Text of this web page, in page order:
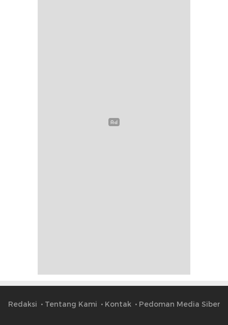
Redaksi Tentang Kami Kontak Pedoman Media Siber